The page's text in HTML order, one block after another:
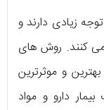
زیادی دارند و
کنند. روش های
و موثرترین
دارو و مواد